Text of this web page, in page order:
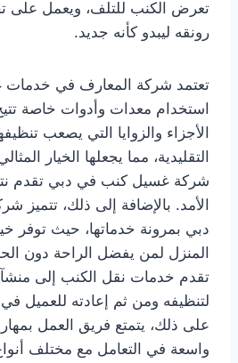
تعرض الكنب للتلف، ويعمل على
رونقه ليبدو كأنه جديد.
تعتمد شركة المعارف في
استخدام معدات وأدوات خاصة
الأجزاء والزوايا التي يصعب
التقليدية، مما يجعلها الخيار
شركة غسيل كنب في دبي تقدم
الأمد. بالإضافة إلى ذلك،
دبي بمرونة خدماتها، حيث توفر
المنزل لمن يفضل الراحة دون
تقدم خدمات نقل الكنب إلى
لتنظيفه ومن ثم إعادته للعميل
على ذلك، يتمتع فريق العمل
واسعة في التعامل مع مختلف